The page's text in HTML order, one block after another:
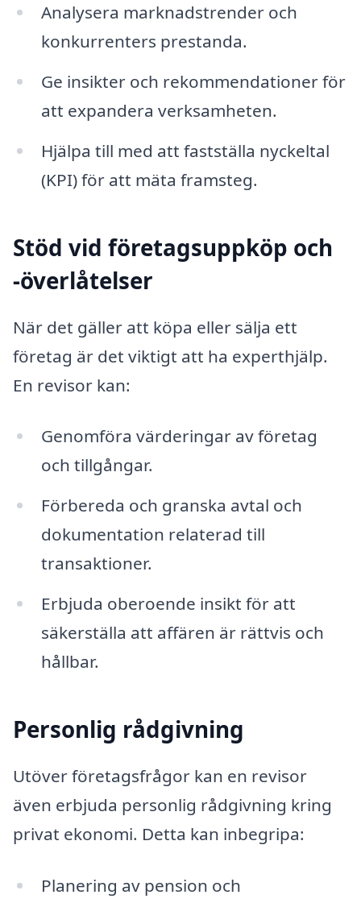
Analysera marknadstrender och
konkurrenters prestanda.
Ge insikter och rekommendationer för
att expandera verksamheten.
Hjälpa till med att fastställa nyckeltal
(KPI) för att mäta framsteg.
Stöd vid företagsuppköp och
-överlåtelser
När det gäller att köpa eller sälja ett
företag är det viktigt att ha experthjälp.
En revisor kan:
Genomföra värderingar av företag
och tillgångar.
Förbereda och granska avtal och
dokumentation relaterad till
transaktioner.
Erbjuda oberoende insikt för att
säkerställa att affären är rättvis och
hållbar.
Personlig rådgivning
Utöver företagsfrågor kan en revisor
även erbjuda personlig rådgivning kring
privat ekonomi. Detta kan inbegripa:
Planering av pension och